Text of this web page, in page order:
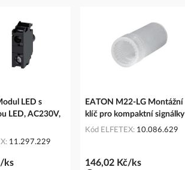
LED s
LED, AC230V,
11.297.229
ks
EATON M22-LG Montážní
klíč pro kompaktní signálky
Kód ELFETEX 10.086.629
146,02 Kč/ks